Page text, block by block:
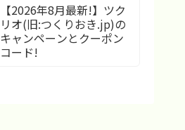
【2026年8月最新!】ツク
リオ(旧:つくりおき.jp)の
キャンペーンとクーポン
コード!